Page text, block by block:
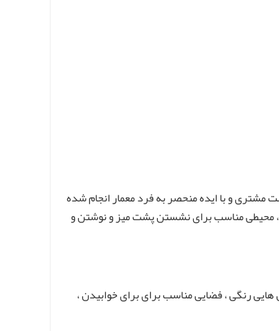
مشتری و با ایده منحصر به فرد معمار انجام شده
محیطی مناسب برای نشستن پشت میز و نوشتن و
رنگی ، فضایی مناسب برای برای خوابیدن ،